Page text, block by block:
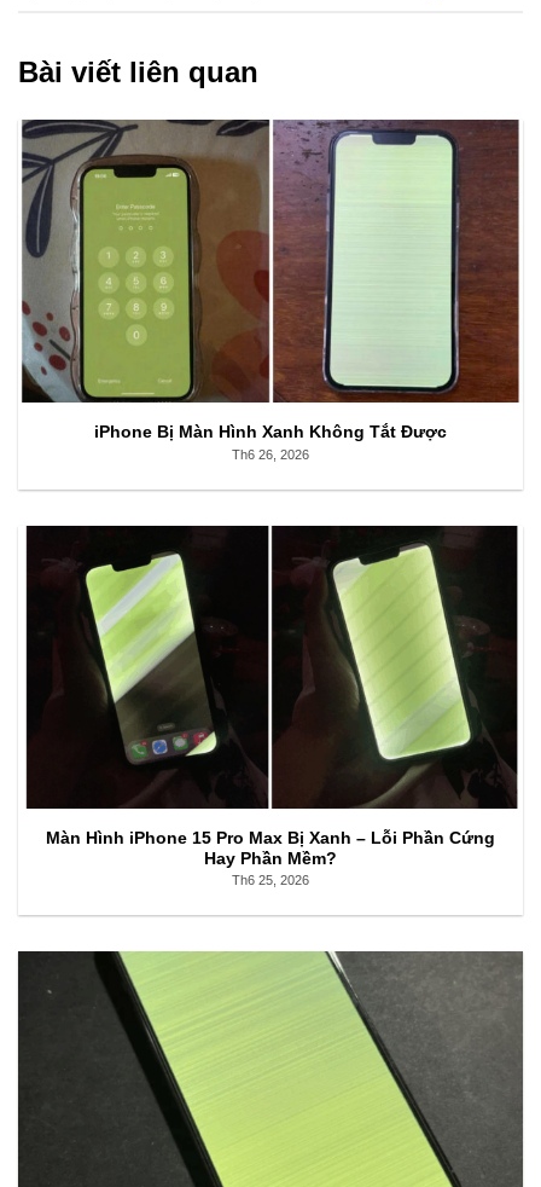
Bài viết liên quan
iPhone Bị Màn Hình Xanh Không Tắt Được
Th6 26, 2026
Màn Hình iPhone 15 Pro Max Bị Xanh – Lỗi Phần Cứng
Hay Phần Mềm?
Th6 25, 2026